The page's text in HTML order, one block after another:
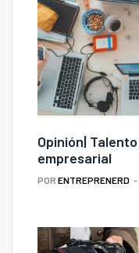
Opinión|
empresarial
POR ENTREPRENERD